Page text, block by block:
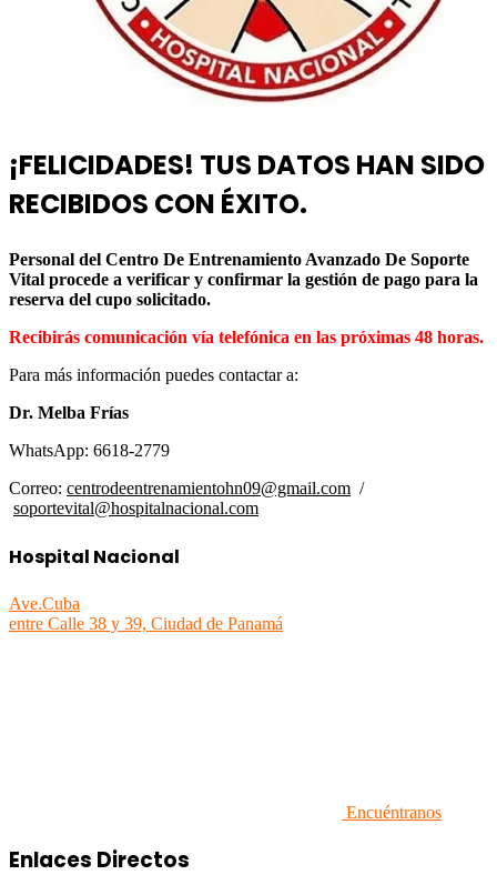
¡FELICIDADES! TUS DATOS HAN SIDO
RECIBIDOS CON ÉXITO.
Personal del Centro De Entrenamiento Avanzado De Soporte
Vital procede a verificar y confirmar la gestión de pago para la
reserva del cupo solicitado.
Recibirás comunicación vía telefónica en las próximas 48 horas.
Para más información puedes contactar a:
Dr. Melba Frías
WhatsApp: 6618-2779
Correo: centrodeentrenamientohn09@gmail.com /
soportevital@hospitalnacional.com
Hospital Nacional
Ave.Cuba
entre Calle 38 y 39, Ciudad de Panamá
Encuéntranos
Enlaces Directos